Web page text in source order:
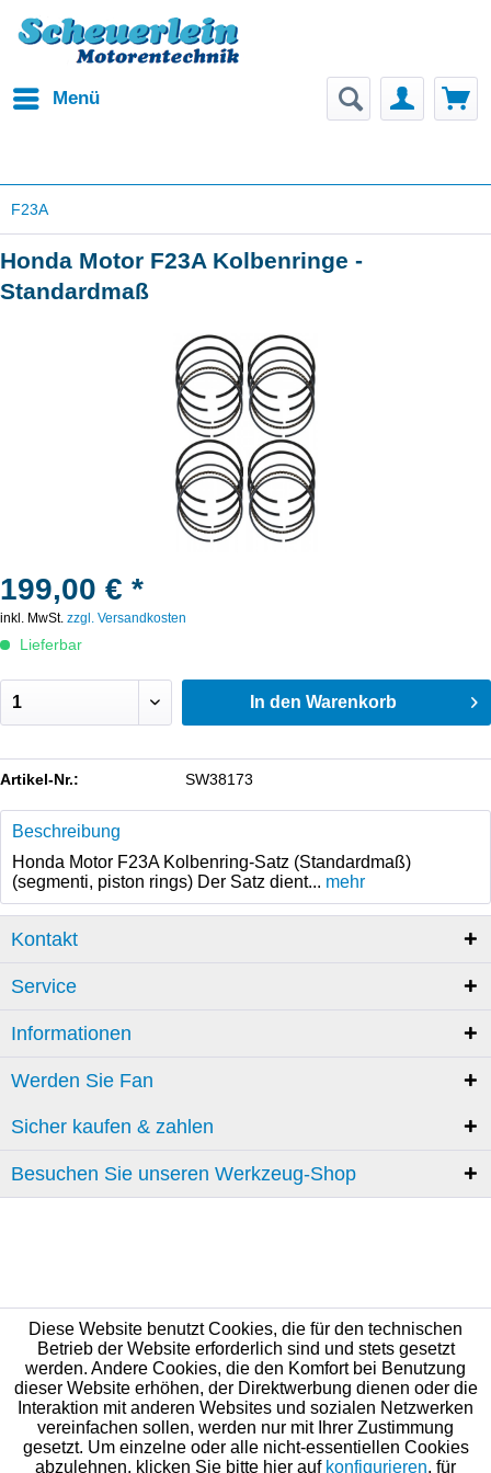
Menü
F23A
Honda Motor F23A Kolbenringe -
Standardmaß
199,00 € *
inkl. MwSt. zzgl. Versandkosten
Lieferbar
In den Warenkorb
Artikel-Nr.: SW38173
Beschreibung
Honda Motor F23A Kolbenring-Satz (Standardmaß)
(segmenti, piston rings) Der Satz dient... mehr
Kontakt
Service
Informationen
Werden Sie Fan
Sicher kaufen & zahlen
Besuchen Sie unseren Werkzeug-Shop
Diese Website benutzt Cookies, die für den technischen
Betrieb der Website erforderlich sind und stets gesetzt
werden. Andere Cookies, die den Komfort bei Benutzung
dieser Website erhöhen, der Direktwerbung dienen oder die
Interaktion mit anderen Websites und sozialen Netzwerken
vereinfachen sollen, werden nur mit Ihrer Zustimmung
gesetzt. Um einzelne oder alle nicht-essentiellen Cookies
abzulehnen, klicken Sie bitte hier auf konfigurieren, für